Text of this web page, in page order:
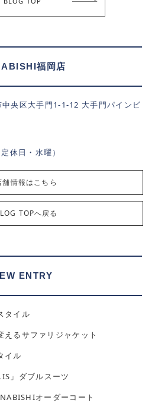
福岡店
央区大手門1-1-12 大手門パインビ
休日・水曜）
舗情報はこちら
TOPへ戻る
ENTRY
タイル
えるサファリジャケット
イル
」ダブルスーツ
オーダーコート